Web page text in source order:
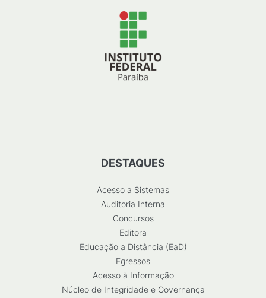
DESTAQUES
Acesso a Sistemas
Auditoria Interna
Concursos
Editora
Educação a Distância (EaD)
Egressos
Acesso à Informação
Núcleo de Integridade e Governança